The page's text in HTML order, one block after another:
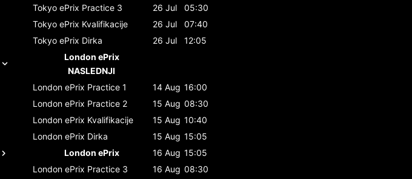
Tokyo ePrix Practice 3 26 Jul
05:30
Tokyo ePrix Kvalifikacije 26 Jul
07:40
Tokyo ePrix Dirka 26 Jul
12:05
London ePrix
NASLEDNJI
London ePrix Practice 1 14 Aug 16:00
London ePrix Practice 2 15 Aug 08:30
London ePrix Kvalifikacije 15 Aug 10:40
London ePrix Dirka 15 Aug 15:05
London ePrix
16 Aug 15:05
London ePrix Practice 3 16 Aug 08:30